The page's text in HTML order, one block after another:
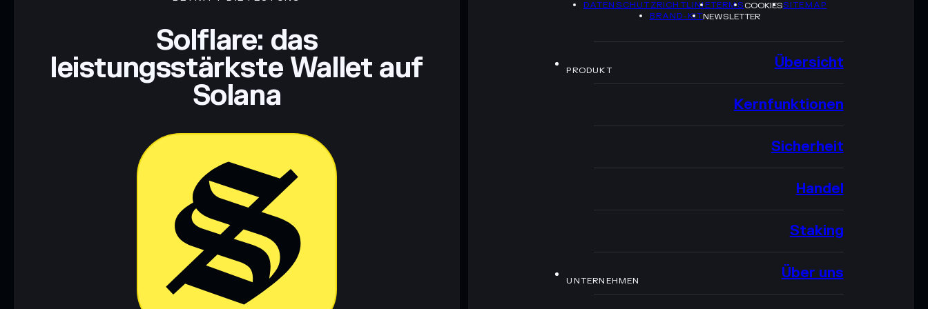
Solflare: das
leistungsstärkste Wallet auf
Solana
DATENSCHUTZRICHTLINIETERMSCOOKIESSITEMAP
BRAND-KITNEWSLETTER
PRODUKT Übersicht
Kernfunktionen
Sicherheit
Handel
Staking
UNTERNEHMEN Über uns